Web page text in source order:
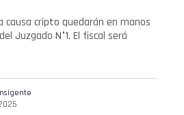
causa cripto quedarán en manos
Juzgado N°1. El fiscal será